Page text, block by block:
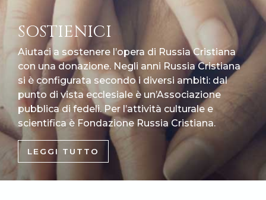
SOSTIENICI
Aiutaci a sostenere l’opera di Russia Cristiana
con una donazione. Negli anni Russia Cristiana
si è configurata secondo i diversi ambiti: dal
punto di vista ecclesiale è un’Associazione
pubblica di fedeli. Per l’attività culturale e
scientifica è Fondazione Russia Cristiana.
LEGGI TUTTO